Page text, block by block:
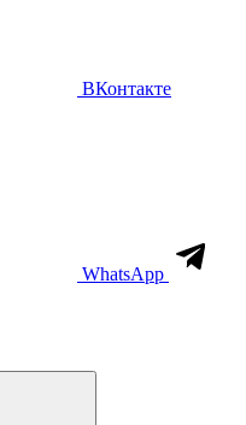
ВКонтакте
WhatsApp